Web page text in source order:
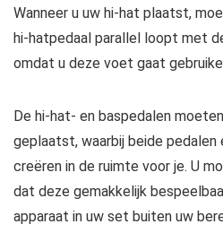
Wanneer u uw hi-hat plaatst,
hi-hatpedaal parallel loopt met
omdat u deze voet gaat
De hi-hat- en baspedalen
geplaatst, waarbij beide pedalen
creëren in de ruimte voor je. U
dat deze gemakkelijk
apparaat in uw set buiten uw